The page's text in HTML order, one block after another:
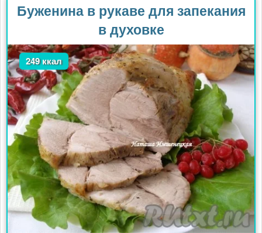
Буженина в рукаве для запекания
в духовке
249 ккал